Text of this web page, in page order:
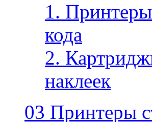
1. Принтеры
кода
2.
наклеек
03 Принтеры